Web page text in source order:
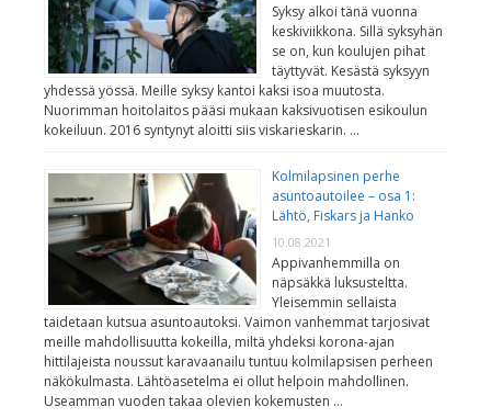
Syksy alkoi tänä vuonna
keskiviikkona. Sillä syksyhän
se on, kun koulujen pihat
täyttyvät. Kesästä syksyyn
yhdessä yössä. Meille syksy kantoi kaksi isoa muutosta.
Nuorimman hoitolaitos pääsi mukaan kaksivuotisen esikoulun
kokeiluun. 2016 syntynyt aloitti siis viskarieskarin. …
Kolmilapsinen perhe
asuntoautoilee – osa 1:
Lähtö, Fiskars ja Hanko
10.08.2021
Appivanhemmilla on
näpsäkkä luksusteltta.
Yleisemmin sellaista
taidetaan kutsua asuntoautoksi. Vaimon vanhemmat tarjosivat
meille mahdollisuutta kokeilla, miltä yhdeksi korona-ajan
hittilajeista noussut karavaanailu tuntuu kolmilapsisen perheen
näkökulmasta. Lähtöasetelma ei ollut helpoin mahdollinen.
Useamman vuoden takaa olevien kokemusten …